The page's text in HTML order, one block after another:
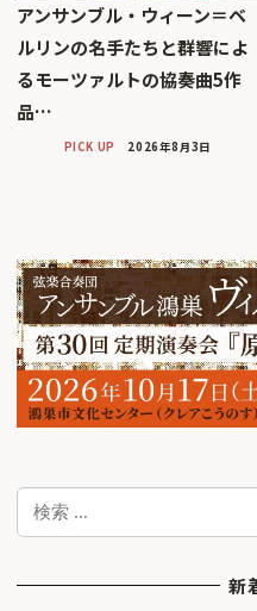
アンサンブル・ウィーン＝ベ
ルリンの名手たちと群響によ
るモーツァルトの協奏曲5作
品…
PICK UP 2026年8月3日
検
新